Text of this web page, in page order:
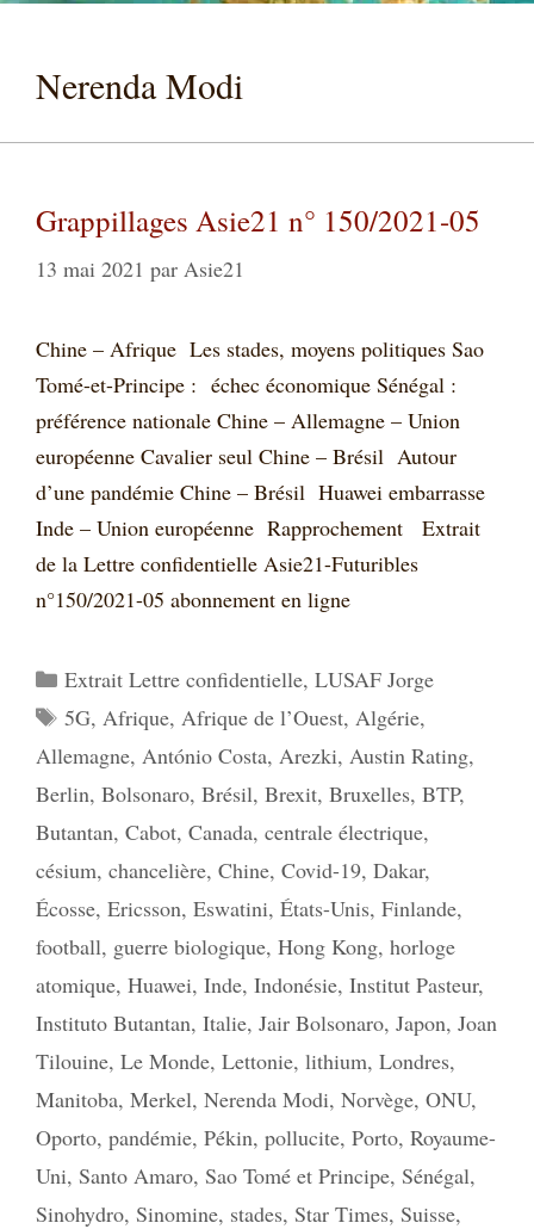
Nerenda Modi
Grappillages Asie21 n° 150/2021-05
13 mai 2021 par Asie21
Chine – Afrique Les stades, moyens politiques Sao
Tomé-et-Principe : échec économique Sénégal :
préférence nationale Chine – Allemagne – Union
européenne Cavalier seul Chine – Brésil Autour
d’une pandémie Chine – Brésil Huawei embarrasse
Inde – Union européenne Rapprochement Extrait
de la Lettre confidentielle Asie21-Futuribles
n°150/2021-05 abonnement en ligne
Catégories
Extrait Lettre confidentielle, LUSAF Jorge
Étiquettes
5G, Afrique, Afrique de l’Ouest, Algérie,
Allemagne, António Costa, Arezki, Austin Rating,
Berlin, Bolsonaro, Brésil, Brexit, Bruxelles, BTP,
Butantan, Cabot, Canada, centrale électrique,
césium, chancelière, Chine, Covid-19, Dakar,
Écosse, Ericsson, Eswatini, États-Unis, Finlande,
football, guerre biologique, Hong Kong, horloge
atomique, Huawei, Inde, Indonésie, Institut Pasteur,
Instituto Butantan, Italie, Jair Bolsonaro, Japon, Joan
Tilouine, Le Monde, Lettonie, lithium, Londres,
Manitoba, Merkel, Nerenda Modi, Norvège, ONU,
Oporto, pandémie, Pékin, pollucite, Porto, Royaume-
Uni, Santo Amaro, Sao Tomé et Principe, Sénégal,
Sinohydro, Sinomine, stades, Star Times, Suisse,